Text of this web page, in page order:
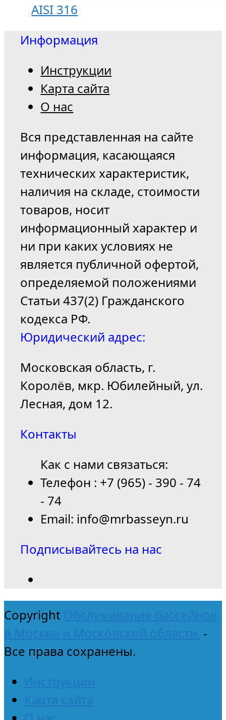
AISI 316
Информация
Инструкции
Карта сайта
О нас
Вся представленная на сайте
информация, касающаяся
технических характеристик,
наличия на складе, стоимости
товаров, носит
информационный характер и
ни при каких условиях не
является публичной офертой,
определяемой положениями
Статьи 437(2) Гражданского
кодекса РФ.
Юридический адрес:
Московская область, г.
Королёв, мкр. Юбилейный, ул.
Лесная, дом 12.
Контакты
Как с нами связаться:
Телефон : +7 (965) - 390 - 74
- 74
Email: info@mrbasseyn.ru
Подписывайтесь на нас
Copyright Обслуживание бассейнов
в Москве и Московской области. -
Все права сохранены.
Инструкции
Карта сайта